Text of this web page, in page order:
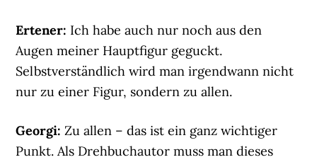
Ertener: Ich habe auch nur noch aus den
Augen meiner Hauptfigur geguckt.
Selbstverständlich wird man irgendwann nicht
nur zu einer Figur, sondern zu allen.
Georgi: Zu allen – das ist ein ganz wichtiger
Punkt. Als Drehbuchautor muss man dieses